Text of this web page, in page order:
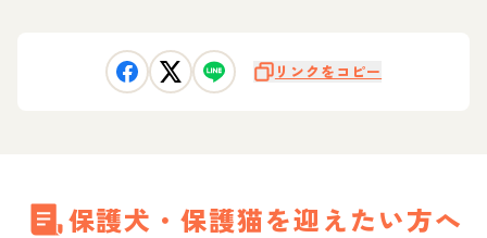
リンクをコピー
保護犬・保護猫を迎えたい方へ